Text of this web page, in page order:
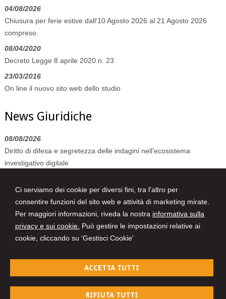
Ci serviamo dei cookie per diversi fini, tra l'altro per
consentire funzioni del sito web e attività di marketing mirate.
Per maggiori informazioni, riveda la nostra informativa sulla
privacy e sui cookie. Può gestire le impostazioni relative ai
cookie, cliccando su 'Gestisci Cookie'
ACCETTA TUTTI
RIFIUTA TUTTI
04/08/2026
Chiusura per ferie estive dall'10 Agosto 2026 al 21 Agosto 2026
compreso.
08/04/2020
Decreto Legge 8 aprile 2020 n. 23
23/03/2016
On line il nuovo sito web dello studio
News Giuridiche
08/08/2026
Diritto di difesa e segretezza delle indagini nell'ecosistema
investigativo digitale
Volo in ritardo o cancellato: la pronuncia del Giudice di Pace di
Venezia
07/08/2026
AI Act: ok definitivo ai decreti su governance e attività di polizia. Il
Cdm vara la riforma del sistema 231
Fevola & Ferrazzo